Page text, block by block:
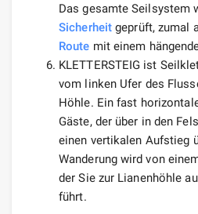
Das gesamte Seilsystem
Sicherheit geprüft, zumal
Route mit einem
KLETTERSTEIG ist
vom linken Ufer des
Höhle. Ein fast
Gäste, der über in den
einen vertikalen Aufstieg
Wanderung wird von
der Sie zur Lianenhöhle
führt.